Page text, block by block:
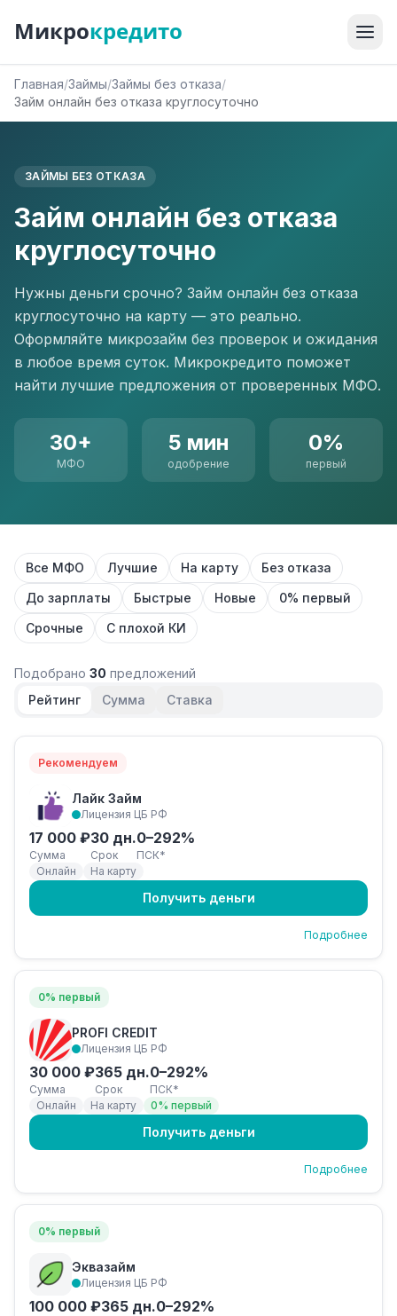
Микрокредито
Главная/Займы/Займы без отказа/
Займ онлайн без отказа круглосуточно
ЗАЙМЫ БЕЗ ОТКАЗА
Займ онлайн без отказа
круглосуточно
Нужны деньги срочно? Займ онлайн без отказа
круглосуточно на карту — это реально.
Оформляйте микрозайм без проверок и ожидания
в любое время суток. Микрокредито поможет
найти лучшие предложения от проверенных МФО.
30+
МФО
5 мин
одобрение
0%
первый
Все МФО Лучшие На карту
Без отказа
До зарплаты
Быстрые Новые
0% первый
Срочные
С плохой КИ
Подобрано 30 предложений
Рейтинг
Сумма Ставка
Рекомендуем
Лайк Займ
Лицензия ЦБ РФ
17 000 ₽
Сумма
30 дн.
Срок
0–292%
ПСК*
Онлайн
На карту
Получить деньги
Подробнее
0% первый
PROFI CREDIT
Лицензия ЦБ РФ
30 000 ₽
Сумма
365 дн.
Срок
0–292%
ПСК*
Онлайн
На карту 0% первый
Получить деньги
Подробнее
0% первый
Эквазайм
Лицензия ЦБ РФ
100 000 ₽365 дн.0–292%